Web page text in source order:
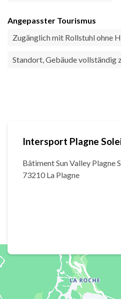
Angepasster Tourismus
Zugänglich mit Rollstuhl ohne
Standort, Gebäude vollständig
Intersport Plagne
Bâtiment Sun Valley Plagne
73210 La Plagne